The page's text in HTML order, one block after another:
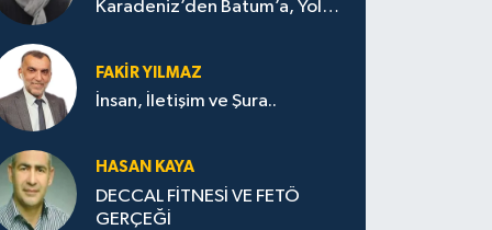
Karadeniz’den Batum’a, Yolun
FAKIR YILMAZ
İnsan, İletişim ve Şura..
HASAN KAYA
DECCAL FİTNESİ VE FETÖ
GERÇEĞİ